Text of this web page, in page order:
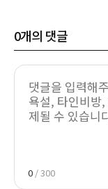
0개의 댓글
0 / 300